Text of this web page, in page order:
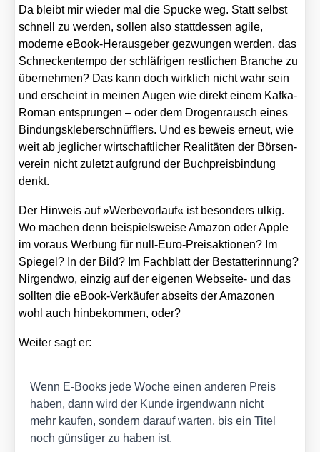
Da bleibt mir wie­der mal die Spu­cke weg. Statt selbst
schnell zu wer­den, sol­len also statt­des­sen agi­le,
moder­ne eBook-Her­aus­ge­ber gezwun­gen wer­den, das
Schne­cken­tem­po der schläf­ri­gen rest­li­chen Bran­che zu
über­neh­men? Das kann doch wirk­lich nicht wahr sein
und erscheint in mei­nen Augen wie direkt einem Kaf­ka-
Roman ent­sprun­gen – oder dem Dro­gen­rausch eines
Bin­dungs­kle­ber­schnüff­lers. Und es beweis erneut, wie
weit ab jeg­li­cher wirt­schaft­li­cher Rea­li­tä­ten der Bör­sen­
ver­ein nicht zuletzt auf­grund der Buch­preis­bin­dung
denkt.
Der Hin­weis auf »Wer­be­vor­lauf« ist beson­ders ulkig.
Wo machen denn bei­spiels­wei­se Ama­zon oder Apple
im vor­aus Wer­bung für null-Euro-Preis­ak­tio­nen? Im
Spie­gel? In der Bild? Im Fach­blatt der Bestat­te­rin­nung?
Nir­gend­wo, ein­zig auf der eige­nen Web­sei­te- und das
soll­ten die eBook-Ver­käu­fer abseits der Ama­zo­nen
wohl auch hin­be­kom­men, oder?
Wei­ter sagt er:
Wenn E‑Books jede Woche einen ande­ren Preis
haben, dann wird der Kun­de irgend­wann nicht
mehr kau­fen, son­dern dar­auf war­ten, bis ein Titel
noch güns­ti­ger zu haben ist.